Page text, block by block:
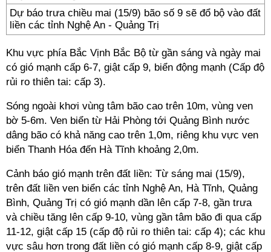
Dự báo trưa chiều mai (15/9) bão số 9 sẽ đổ bộ vào đất
liền các tỉnh Nghệ An - Quảng Trị
Khu vực phía Bắc Vịnh Bắc Bộ từ gần sáng và ngày mai
có gió mạnh cấp 6-7, giật cấp 9, biển động mạnh (Cấp độ
rủi ro thiên tai: cấp 3).
Sóng ngoài khơi vùng tâm bão cao trên 10m, vùng ven
bờ 5-6m. Ven biển từ Hải Phòng tới Quảng Bình nước
dâng bão có khả năng cao trên 1,0m, riêng khu vực ven
biển Thanh Hóa đến Hà Tĩnh khoảng 2,0m.
Cảnh báo gió mạnh trên đất liền: Từ sáng mai (15/9),
trên đất liền ven biển các tỉnh Nghệ An, Hà Tĩnh, Quảng
Bình, Quảng Trị có gió mạnh dần lên cấp 7-8, gần trưa
và chiều tăng lên cấp 9-10, vùng gần tâm bão đi qua cấp
11-12, giật cấp 15 (cấp độ rủi ro thiên tai: cấp 4); các khu
vực sâu hơn trong đất liền có gió mạnh cấp 8-9, giật cấp